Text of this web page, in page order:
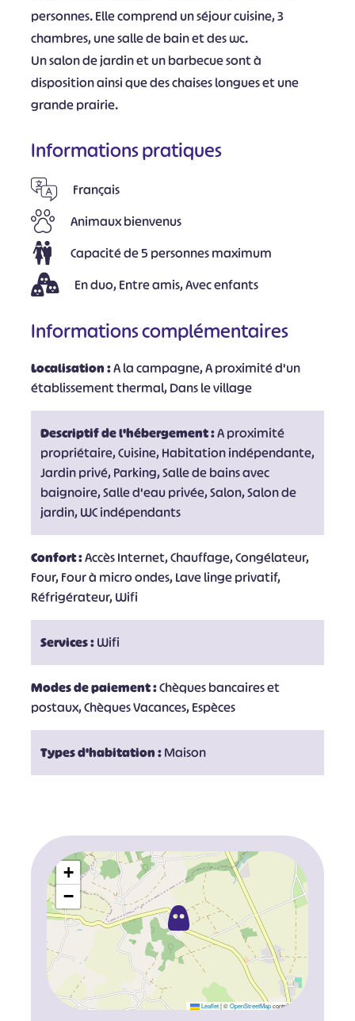
personnes. Elle comprend un séjour cuisine, 3
chambres, une salle de bain et des wc.
Un salon de jardin et un barbecue sont à
disposition ainsi que des chaises longues et une
grande prairie.
Informations pratiques
Français
Animaux bienvenus
Capacité de 5 personnes maximum
En duo, Entre amis, Avec enfants
Informations complémentaires
Localisation :A la campagne, A proximité d'un
établissement thermal, Dans le village
Descriptif de l'hébergement :A proximité
propriétaire, Cuisine, Habitation indépendante,
Jardin privé, Parking, Salle de bains avec
baignoire, Salle d'eau privée, Salon, Salon de
jardin, WC indépendants
Confort :Accès Internet, Chauffage, Congélateur,
Four, Four à micro ondes, Lave linge privatif,
Réfrigérateur, Wifi
Services :Wifi
Modes de paiement :Chèques bancaires et
postaux, Chèques Vacances, Espèces
Types d'habitation :Maison
+
−
Leaflet |©OpenStreetMapcontributors